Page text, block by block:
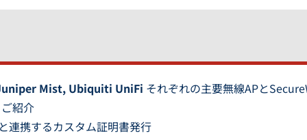
Mist, Ubiquiti UniFi それぞれの主要無線APと
紹介
携するカスタム証明書発行